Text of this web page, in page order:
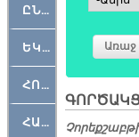
ԸՆԿԵՐԱՄՇԱԿՈՒԹԱՅԻՆ
ԵԿԵՂԵՑԱԿԱՆ
ՀՈԳԵՄՏԱՒՈՐ
ՀԱՐԹԱԿ